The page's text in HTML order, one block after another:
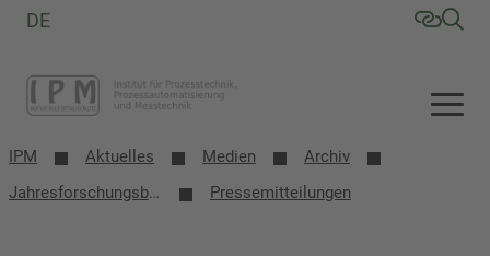
DE
IPM Aktuelles Medien
Archiv
Jahresforschungsbericht 2020
Pressemitteilungen